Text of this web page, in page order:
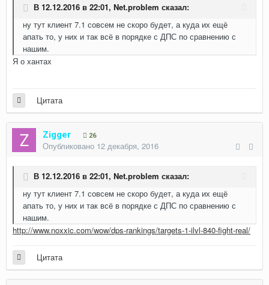
В 12.12.2016 в 22:01, Net.problem сказал:
ну тут клиент 7.1 совсем не скоро будет, а куда их ещё
апать то, у них и так всё в порядке с ДПС по сравнению с
нашим.
Я о хантах
Цитата
Zigger 26
Опубликовано 12 декабря, 2016
В 12.12.2016 в 22:01, Net.problem сказал:
ну тут клиент 7.1 совсем не скоро будет, а куда их ещё
апать то, у них и так всё в порядке с ДПС по сравнению с
нашим.
http://www.noxxic.com/wow/dps-rankings/targets-1-ilvl-840-fight-real/
Цитата